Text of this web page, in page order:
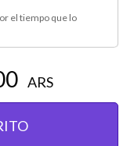
el tiempo que lo
ARS